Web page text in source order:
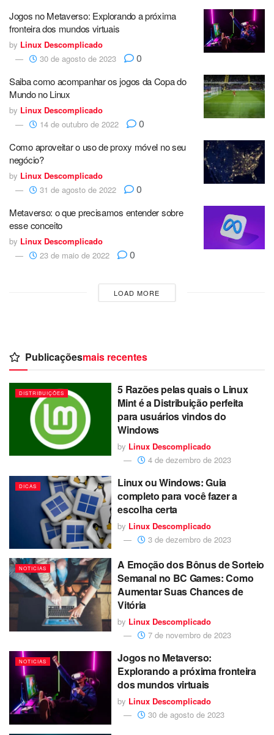
Jogos no Metaverso: Explorando a próxima
fronteira dos mundos virtuais
by Linux Descomplicado
30 de agosto de 2023
0
Saiba como acompanhar os jogos da Copa do
Mundo no Linux
by Linux Descomplicado
14 de outubro de 2022
0
Como aproveitar o uso de proxy móvel no seu
negócio?
by Linux Descomplicado
31 de agosto de 2022
0
Metaverso: o que precisamos entender sobre
esse conceito
by Linux Descomplicado
23 de maio de 2022
0
LOAD MORE
Publicaçõesmais recentes
DISTRIBUIÇÕES
5 Razões pelas quais o Linux
Mint é a Distribuição perfeita
para usuários vindos do
Windows
by Linux Descomplicado
4 de dezembro de 2023
DICAS
Linux ou Windows: Guia
completo para você fazer a
escolha certa
by Linux Descomplicado
3 de dezembro de 2023
NOTICIAS
A Emoção dos Bônus de Sorteio
Semanal no BC Games: Como
Aumentar Suas Chances de
Vitória
by Linux Descomplicado
7 de novembro de 2023
NOTICIAS
Jogos no Metaverso:
Explorando a próxima fronteira
dos mundos virtuais
by Linux Descomplicado
30 de agosto de 2023